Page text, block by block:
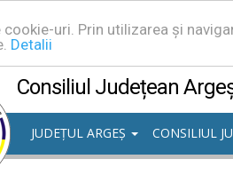
uri. Prin utilizarea și
Detalii
Consiliul Județean
JUDEȚUL ARGEȘ
CONSILIUL